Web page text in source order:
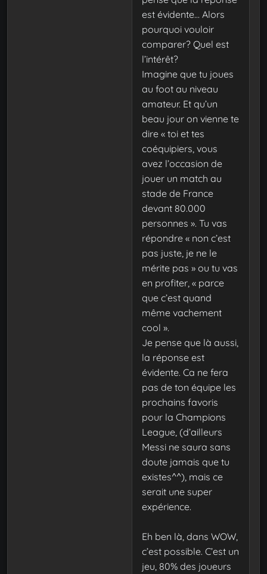
est évidente… Alors
pourquoi vouloir
comparer? Quel est
l’intérêt?
Imagine que tu joues
au foot au niveau
amateur. Et qu’un
beau jour on vienne te
dire « toi et tes
coéquipiers, vous
avez l’occasion de
jouer un match au
stade de France
devant 80.000
personnes ». Tu vas
répondre « non c’est
pas juste, je ne le
mérite pas » ou tu vas
en profiter, « parce
que c’est quand
même vachement
cool ».
Je pense que là aussi,
la réponse est
évidente. Ca ne fera
pas de ton équipe les
prochains favoris
pour la Champions
League, (d’ailleurs
Messi ne saura sans
doute jamais que tu
existes^^), mais ce
serait une super
expérience.
Eh ben là, dans WOW,
c’est possible. C’est un
jeu, 80% des joueurs